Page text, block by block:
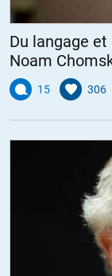
Du langage
Noam
15 306